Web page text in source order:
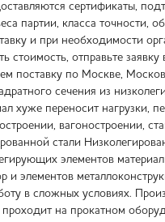
сертификаты,
партии, класса
и при необходимости
стоимость, отправьте
поставку по Москве,
сечения из
хуже переносит нагрузки,
вагоностроении,
стали
элементов
и элементов
в сложных условиях.
на прокатном